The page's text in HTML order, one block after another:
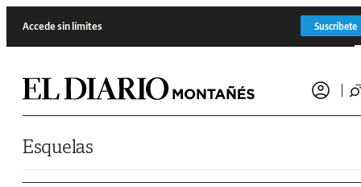
Accede sin límites Suscríbete
Esquelas